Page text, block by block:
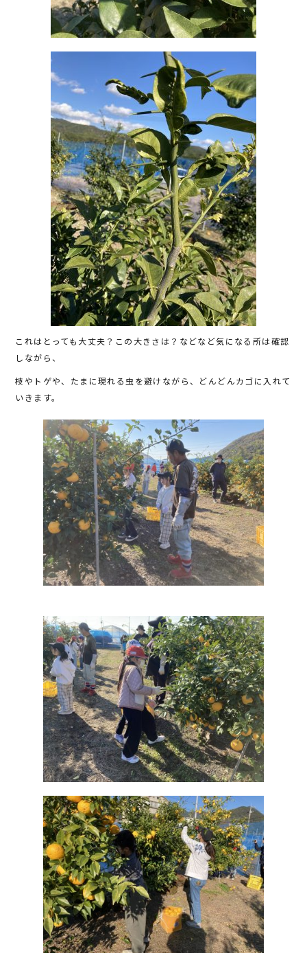
これはとっても大丈夫？この大きさは？などなど気になる所は確認
しながら、
枝やトゲや、たまに現れる虫を避けながら、どんどんカゴに入れて
いきます。